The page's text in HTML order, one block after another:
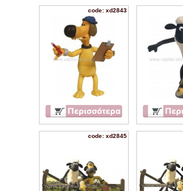
code: xd2843
code: xd2845